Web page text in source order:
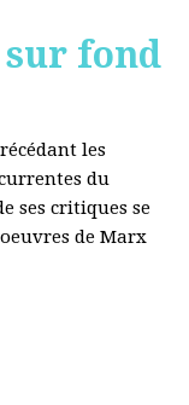
sur fond
les
du
ses critiques se
de Marx